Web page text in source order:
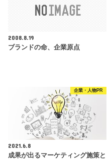
2008.8.19
ブランドの命、企業原点
企業・人物PR
2021.6.8
成果が出るマーケティング施策と